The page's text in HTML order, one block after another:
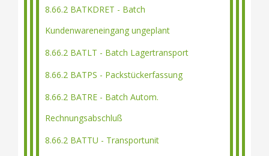
8.66.2 BATKDRET - Batch
Kundenwareneingang ungeplant
8.66.2 BATLT - Batch Lagertransport
8.66.2 BATPS - Packstückerfassung
8.66.2 BATRE - Batch Autom.
Rechnungsabschluß
8.66.2 BATTU - Transportunit